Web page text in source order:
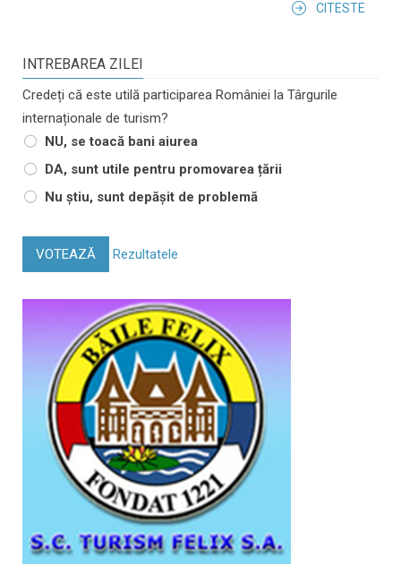
CITESTE
INTREBAREA ZILEI
Credeți că este utilă participarea României la Târgurile
internaționale de turism?
NU, se toacă bani aiurea
DA, sunt utile pentru promovarea țării
Nu știu, sunt depășit de problemă
VOTEAZĂ Rezultatele